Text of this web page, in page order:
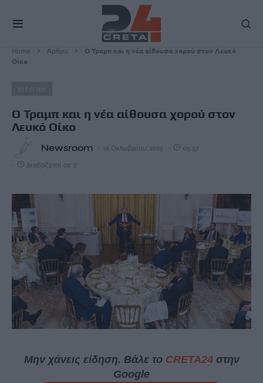
Home Άρθρα
Ο Τραμπ και η νέα αίθουσα χορού στον Λευκό
Οίκο
Ο Τραμπ και η νέα αίθουσα χορού στον
Λευκό Οίκο
Newsroom 16 Οκτωβρίου, 2025 05:57
Διαβάζεται σε 2'
Μην χάνεις είδηση. Βάλε το CRETA24στην
Google